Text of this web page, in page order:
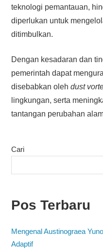
teknologi pemantauan,
diperlukan untuk
ditimbulkan.
Dengan kesadaran dan
pemerintah dapat
disebabkan oleh dust
lingkungan, serta
tantangan perubahan
Cari
Pos Terbaru
Mengenal Austinograea
Adaptif